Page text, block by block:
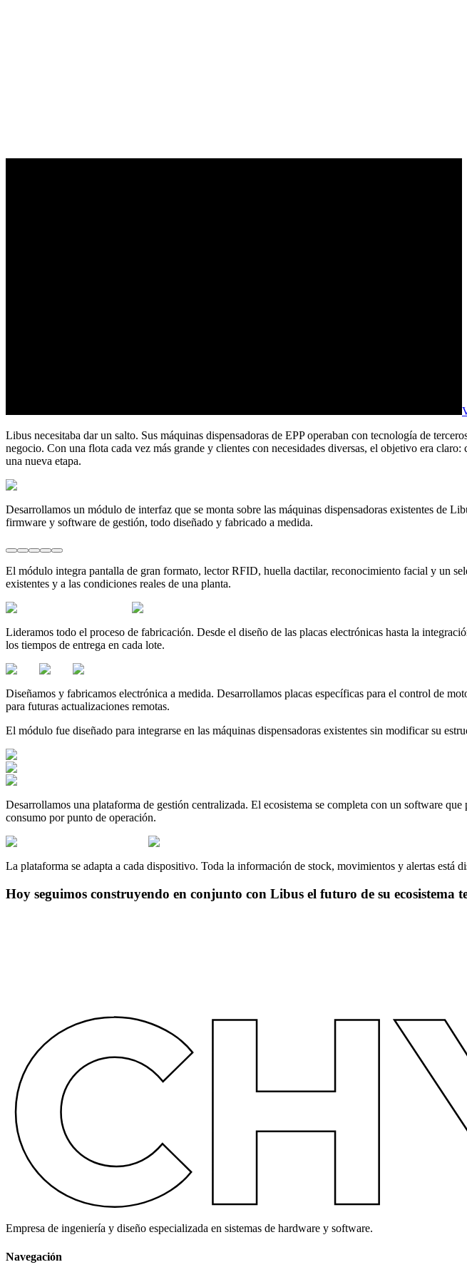
Libus necesitaba dar un salto. Sus máquinas dispensadoras de EPP operaban con tecnología de
negocio. Con una flota cada vez más grande y clientes con necesidades diversas, el objetivo era
una nueva etapa.
Desarrollamos un módulo de interfaz que se monta sobre las máquinas dispensadoras existentes de
firmware y software de gestión, todo diseñado y fabricado a medida.
El módulo integra pantalla de gran formato, lector RFID, huella dactilar, reconocimiento facial y un
existentes y a las condiciones reales de una planta.
Lideramos todo el proceso de fabricación. Desde el diseño de las placas electrónicas hasta la
los tiempos de entrega en cada lote.
Diseñamos y fabricamos electrónica a medida. Desarrollamos placas específicas para el control de
para futuras actualizaciones remotas.
El módulo fue diseñado para integrarse en las máquinas dispensadoras existentes sin modificar su
Desarrollamos una plataforma de gestión centralizada. El ecosistema se completa con un software
consumo por punto de operación.
La plataforma se adapta a cada dispositivo. Toda la información de stock, movimientos y alertas está
Hoy seguimos construyendo en conjunto con Libus el futuro de su ecosistema
Empresa de ingeniería y diseño especializada en sistemas de hardware y software.
Navegación